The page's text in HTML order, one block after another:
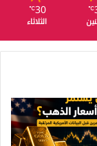
℃
30
℃
الثلاثاء